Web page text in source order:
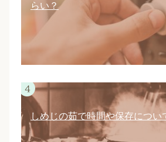
らい？
しめじの茹で時間や保存につい